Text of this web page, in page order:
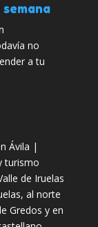
no
a tu
Ávila |
turismo
de Iruelas
al norte
Gredos y en